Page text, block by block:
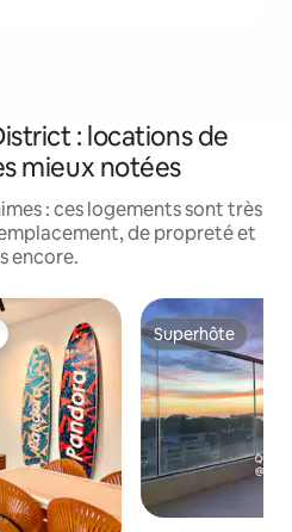
: locations de
mieux notées
: ces logements sont très
de propreté et
encore.
Superhôte
Superhôte